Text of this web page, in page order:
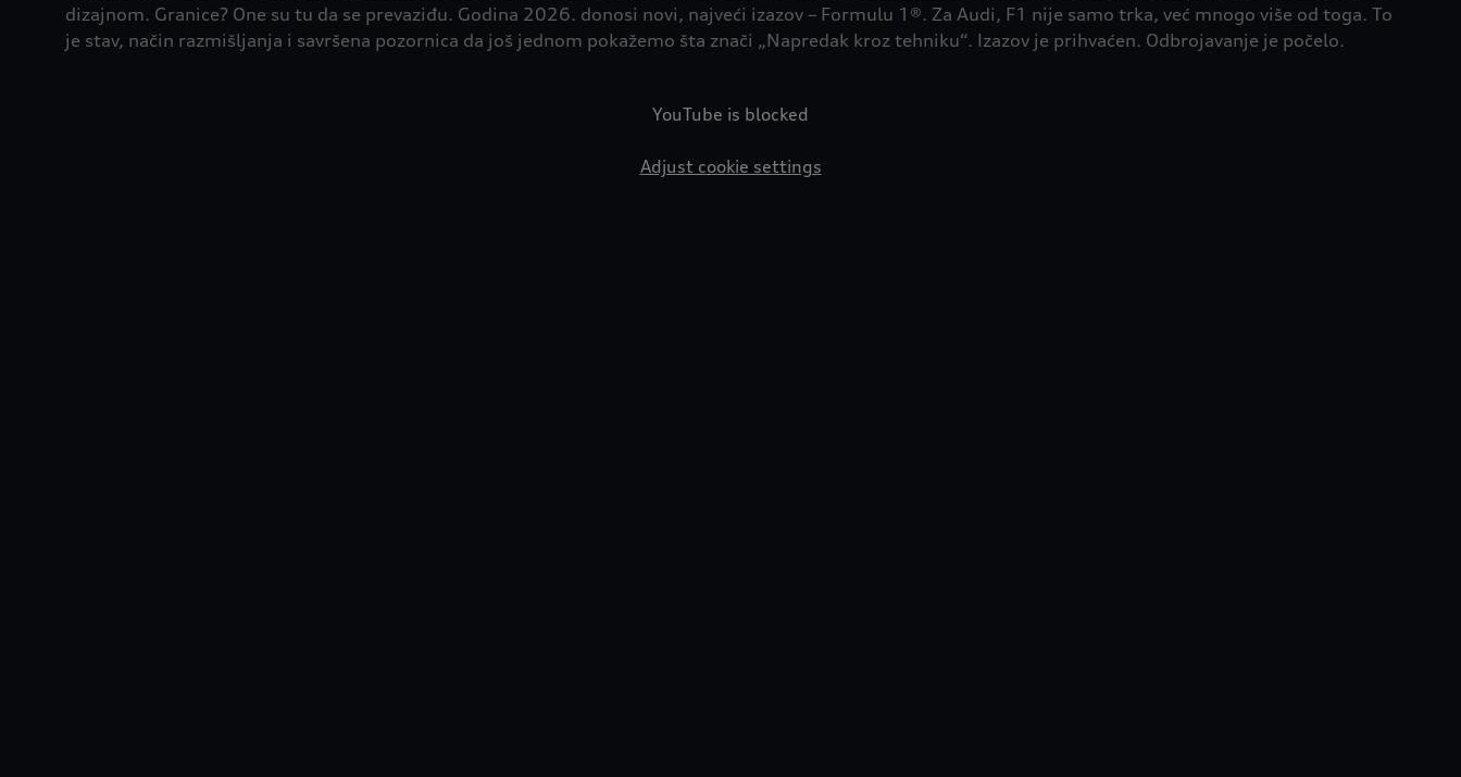
dizajnom. Granice? One su tu da se prevaziđu. Godina 2026. donosi novi, najveći izazov – Formulu 1®. Za Audi, F1 nije samo trka, već mnogo više od toga. To
je stav, način razmišljanja i savršena pozornica da još jednom pokažemo šta znači „Napredak kroz tehniku“. Izazov je prihvaćen. Odbrojavanje je počelo.
YouTube is blocked
Adjust cookie settings